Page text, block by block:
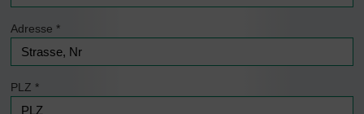
Adresse *
PLZ *